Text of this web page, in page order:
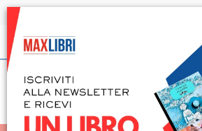
Spedizione in 24h per tutti i
Italiano
< Home